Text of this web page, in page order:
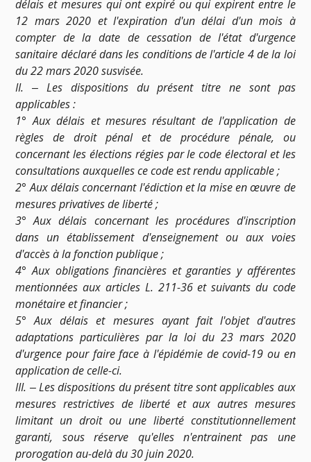
délais et mesures qui ont expiré ou qui expirent entre le
12 mars 2020 et l'expiration d'un délai d'un mois à
compter de la date de cessation de l'état d'urgence
sanitaire déclaré dans les conditions de l'article 4 de la loi
du 22 mars 2020 susvisée.
II. ‒ Les dispositions du présent titre ne sont pas
applicables :
1° Aux délais et mesures résultant de l'application de
règles de droit pénal et de procédure pénale, ou
concernant les élections régies par le code électoral et les
consultations auxquelles ce code est rendu applicable ;
2° Aux délais concernant l'édiction et la mise en œuvre de
mesures privatives de liberté ;
3° Aux délais concernant les procédures d'inscription
dans un établissement d'enseignement ou aux voies
d'accès à la fonction publique ;
4° Aux obligations financières et garanties y afférentes
mentionnées aux articles L. 211-36 et suivants du code
monétaire et financier ;
5° Aux délais et mesures ayant fait l'objet d'autres
adaptations particulières par la loi du 23 mars 2020
d'urgence pour faire face à l'épidémie de covid-19 ou en
application de celle-ci.
III. ‒ Les dispositions du présent titre sont applicables aux
mesures restrictives de liberté et aux autres mesures
limitant un droit ou une liberté constitutionnellement
garanti, sous réserve qu'elles n'entrainent pas une
prorogation au-delà du 30 juin 2020.